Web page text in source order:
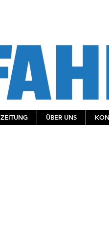
ZEITUNG ÜBER UNS